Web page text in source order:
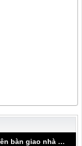
Công ty TNHH Xổ số kiến thiết Phú Yên bàn giao nhà tình thương tại thôn Hòa Đa, xã An Mỹ